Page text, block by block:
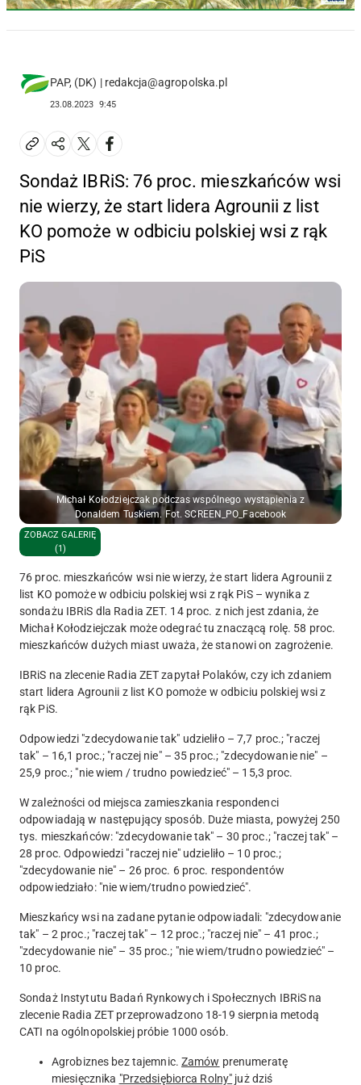
PAP, (DK) | redakcja@agropolska.pl
23.08.2023 9:45
Sondaż IBRiS: 76 proc. mieszkańców wsi
nie wierzy, że start lidera Agrounii z list
KO pomoże w odbiciu polskiej wsi z rąk
PiS
Michał Kołodziejczak podczas wspólnego wystąpienia z
Donaldem Tuskiem. Fot. SCREEN_PO_Facebook
ZOBACZ GALERIĘ
(1)
76 proc. mieszkańców wsi nie wierzy, że start lidera Agrounii z
list KO pomoże w odbiciu polskiej wsi z rąk PiS – wynika z
sondażu IBRiS dla Radia ZET. 14 proc. z nich jest zdania, że
Michał Kołodziejczak może odegrać tu znaczącą rolę. 58 proc.
mieszkańców dużych miast uważa, że stanowi on zagrożenie.
IBRiS na zlecenie Radia ZET zapytał Polaków, czy ich zdaniem
start lidera Agrounii z list KO pomoże w odbiciu polskiej wsi z
rąk PiS.
Odpowiedzi "zdecydowanie tak" udzieliło – 7,7 proc.; "raczej
tak" – 16,1 proc.; "raczej nie" – 35 proc.; "zdecydowanie nie" –
25,9 proc.; "nie wiem / trudno powiedzieć" – 15,3 proc.
W zależności od miejsca zamieszkania respondenci
odpowiadają w następujący sposób. Duże miasta, powyżej 250
tys. mieszkańców: "zdecydowanie tak" – 30 proc.; "raczej tak" –
28 proc. Odpowiedzi "raczej nie" udzieliło – 10 proc.;
"zdecydowanie nie" – 26 proc. 6 proc. respondentów
odpowiedziało: "nie wiem/trudno powiedzieć".
Mieszkańcy wsi na zadane pytanie odpowiadali: "zdecydowanie
tak" – 2 proc.; "raczej tak" – 12 proc.; "raczej nie" – 41 proc.;
"zdecydowanie nie" – 35 proc.; "nie wiem/trudno powiedzieć" –
10 proc.
Sondaż Instytutu Badań Rynkowych i Społecznych IBRiS na
zlecenie Radia ZET przeprowadzono 18-19 sierpnia metodą
CATI na ogólnopolskiej próbie 1000 osób.
Agrobiznes bez tajemnic. Zamów prenumeratę
miesięcznika "Przedsiębiorca Rolny" już dziś